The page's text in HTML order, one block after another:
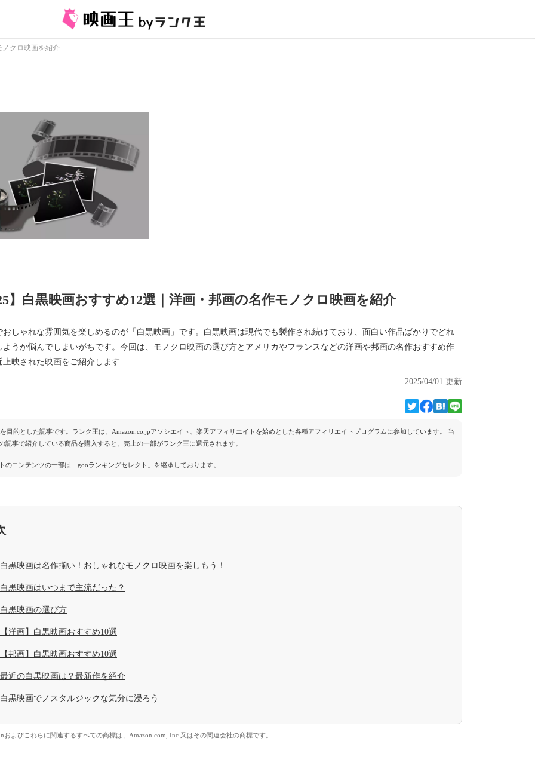
ノクロ映画を紹介
】白黒映画おすすめ12選｜洋画・邦画の名作モノクロ映画を紹介
おしゃれな雰囲気を楽しめるのが「白黒映画」です。白黒映画は現代でも製作され続けており、面白い作品ばかりでどれ
ようか悩んでしまいがちです。今回は、モノクロ映画の選び方とアメリカやフランスなどの洋画や邦画の名作おすすめ作
上映された映画をご紹介します
2025/04/01 更新
目的とした記事です。ランク王は、Amazon.co.jpアソシエイト、楽天アフィリエイトを始めとした各種アフィリエイトプログラムに参加しています。 当
記事で紹介している商品を購入すると、売上の一部がランク王に還元されます。
のコンテンツの一部は「gooランキングセレクト」を継承しております。
白黒映画は名作揃い！おしゃれなモノクロ映画を楽しもう！
白黒映画はいつまで主流だった？
白黒映画の選び方
【洋画】白黒映画おすすめ10選
【邦画】白黒映画おすすめ10選
最近の白黒映画は？最新作を紹介
白黒映画でノスタルジックな気分に浸ろう
およびこれらに関連するすべての商標は、Amazon.com, Inc.又はその関連会社の商標です。